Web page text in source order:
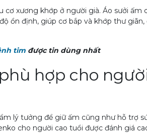
cơ xương khớp ở người già. Áo sưởi ấm
ổn định, giúp cơ bắp và khớp thư giãn,
tim được tin dùng nhất
hợp cho
lý tưởng để giữ ấm cũng như hỗ trợ
cho người cao tuổi được đánh giá